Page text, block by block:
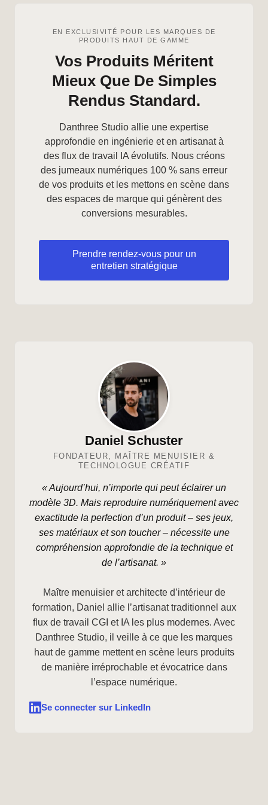
EN EXCLUSIVITÉ POUR LES MARQUES DE
PRODUITS HAUT DE GAMME
Vos Produits Méritent
Mieux Que De Simples
Rendus Standard.
Danthree Studio allie une expertise
approfondie en ingénierie et en artisanat à
des flux de travail IA évolutifs. Nous créons
des jumeaux numériques 100 % sans erreur
de vos produits et les mettons en scène dans
des espaces de marque qui génèrent des
conversions mesurables.
Prendre rendez-vous pour un
entretien stratégique
Daniel Schuster
FONDATEUR, MAÎTRE MENUISIER &
TECHNOLOGUE CRÉATIF
« Aujourd’hui, n’importe qui peut éclairer un
modèle 3D. Mais reproduire numériquement avec
exactitude la perfection d’un produit – ses jeux,
ses matériaux et son toucher – nécessite une
compréhension approfondie de la technique et
de l’artisanat. »
Maître menuisier et architecte d’intérieur de
formation, Daniel allie l’artisanat traditionnel aux
flux de travail CGI et IA les plus modernes. Avec
Danthree Studio, il veille à ce que les marques
haut de gamme mettent en scène leurs produits
de manière irréprochable et évocatrice dans
l’espace numérique.
Se connecter sur LinkedIn